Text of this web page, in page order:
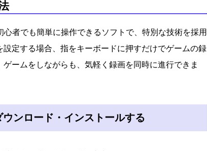
心者でも簡単に操作できるソフトで、特別な技術を採用
定する場合、指をキーボードに押すだけでゲームの録
ームをしながらも、気軽く録画を同時に進行できま
ンロード・インストールする